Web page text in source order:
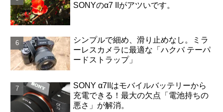
SONYのα7 IIがアツいです。
シンプルで細め、滑り止めなし。ミラ
ーレスカメラに最適な「ハクバ テーパ
ードストラップ」
SONY α7IIはモバイルバッテリーから
充電できる！最大の欠点「電池持ちの
悪さ」が解消。